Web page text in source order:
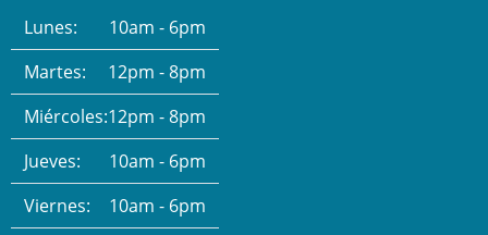
Lunes:
10am - 6pm
Martes:
12pm - 8pm
Miércoles:12pm - 8pm
Jueves:
10am - 6pm
Viernes:
10am - 6pm